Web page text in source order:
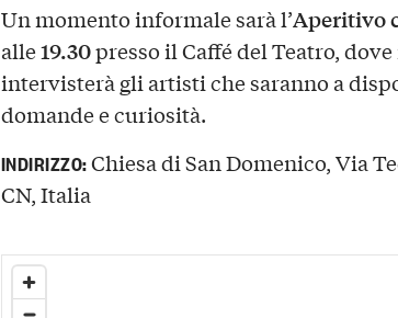
Un momento informale sarà l’Aperitivo
alle19.30presso il Caffé del Teatro,
intervisterà gli artisti che saranno a
domande e curiosità.
INDIRIZZO:Chiesa di San Domenico, Via
CN, Italia